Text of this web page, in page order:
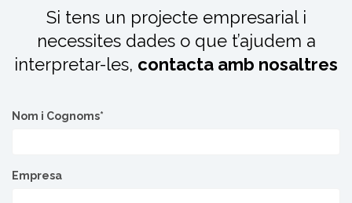
Si tens un projecte empresarial i
necessites dades o que t’ajudem a
interpretar-les, contacta amb nosaltres
Nom i Cognoms*
Empresa